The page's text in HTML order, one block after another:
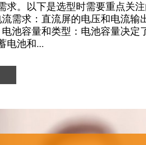
求。以下是选型时需要重点关
需求‌：直流屏的电压和电流输
池容量和类型‌：电池容量决定
电池和...